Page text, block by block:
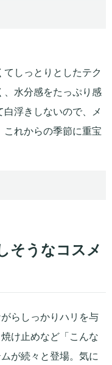
しっとりとしたテク
、水分感をたっぷり感
白浮きしないので、メ
これからの季節に重宝
そうなコスメ
らしっかりハリを与
け止めなど「こんな
が続々と登場。気に